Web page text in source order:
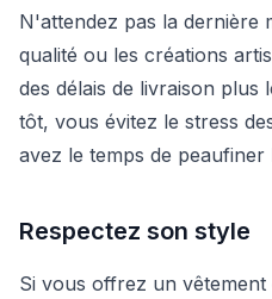
N'attendez pas la dernière
qualité ou les créations
des délais de livraison
tôt, vous évitez le stress
avez le temps de peaufiner
Respectez son style
Si vous offrez un